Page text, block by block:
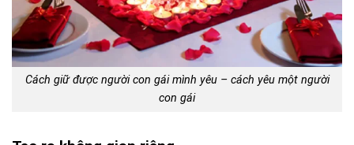
Cách giữ được người con gái mình yêu – cách yêu một người
con gái